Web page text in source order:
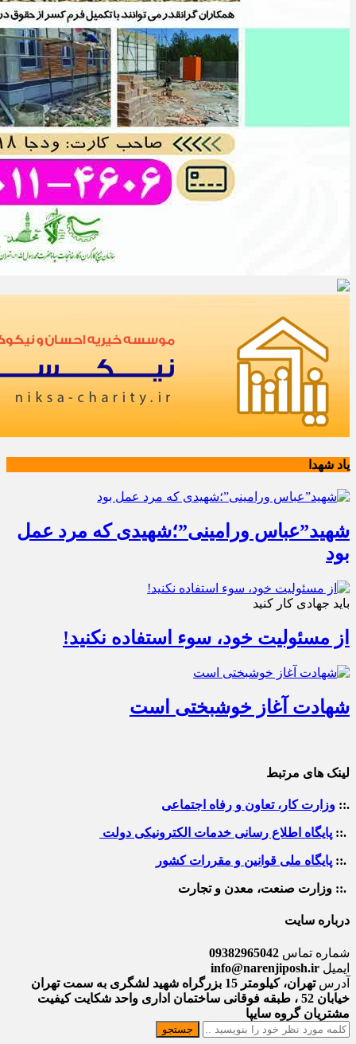
یاد شهدا
شهید”عباس ورامینی”؛شهیدی که مرد عمل
بود
باید جهادی کار کنید
از مسئولیت خود، سوء استفاده نکنید!
شهادت آغاز خوشبختی است
لینک های مرتبط
.:: وزارت کار، تعاون و رفاه اجتماعی
.:: پایگاه اطلاع رسانی خدمات الکترونیکی دولت
.:: پایگاه ملی قوانین و مقررات کشور
.:: وزارت صنعت، معدن و تجارت
درباره سایت
شماره تماس 09382965042
ایمیل info@narenjiposh.ir
آدرس
تهران، کیلومتر 15 بزرگراه شهید لشگری به سمت تهران
خیابان 52 ، طبقه فوقانی ساختمان اداری واحد شکایت کیفیت
مشتریان گروه سایپا
جستجو